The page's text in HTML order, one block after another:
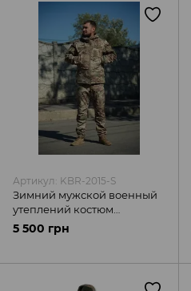
Артикул: KBR-2015-S
Зимний мужской военный
утеплений костюм
Multicam Kiborg
5 500 грн